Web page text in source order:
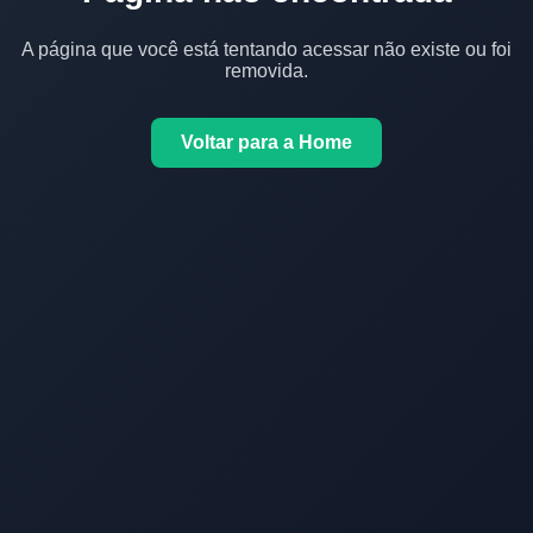
A página que você está tentando acessar não existe ou foi
removida.
Voltar para a Home